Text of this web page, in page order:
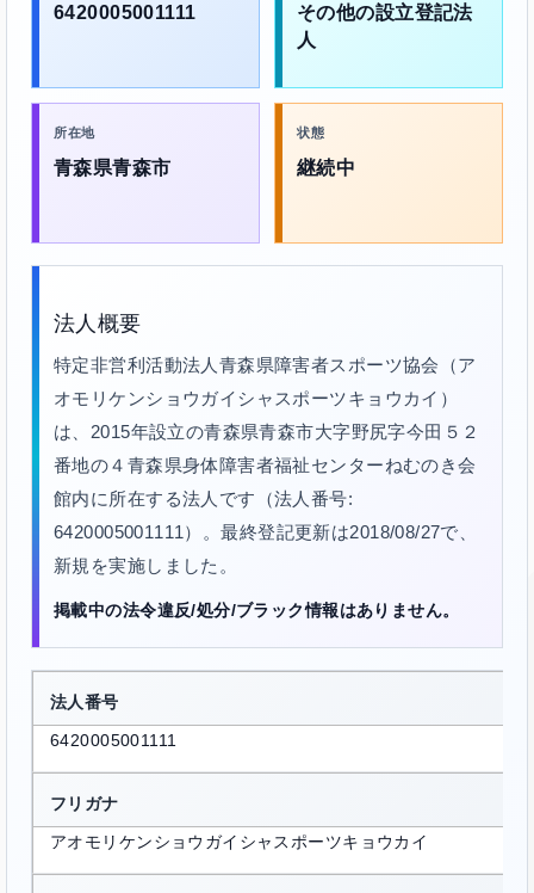
6420005001111
その他の設立登記法
人
所在地
青森県青森市
状態
継続中
法人概要
特定非営利活動法人青森県障害者スポーツ協会（ア
オモリケンショウガイシャスポーツキョウカイ）
は、2015年設立の青森県青森市大字野尻字今田５２
番地の４青森県身体障害者福祉センターねむのき会
館内に所在する法人です（法人番号:
6420005001111）。最終登記更新は2018/08/27で、
新規を実施しました。
掲載中の法令違反/処分/ブラック情報はありません。
法人番号
6420005001111
フリガナ
アオモリケンショウガイシャスポーツキョウカイ